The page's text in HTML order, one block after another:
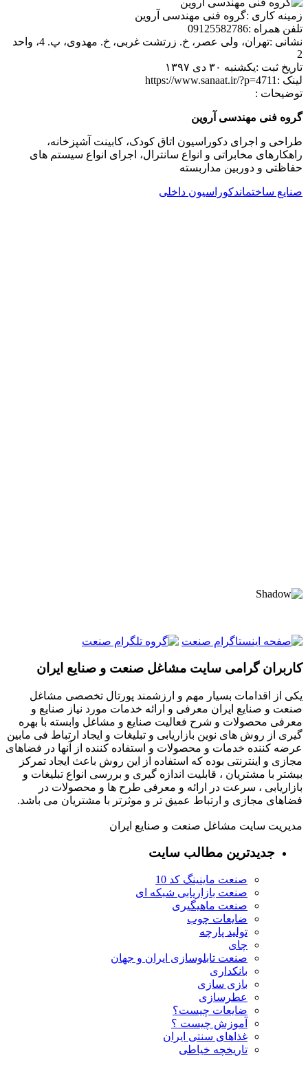
Telegram
زمینه کاری :گروه فنی مهندسی آروین
تلفن همراه :09125582786
نشانی :
تهران، ولی عصر، خ. زرتشت غربی، خ. مهدوی، پ. 4، واحد
2
تاریخ ثبت :یکشنبه ۳۰ دی ۱۳۹۷
لینک :https://www.sanaat.ir/?p=4711
توضیحات :
گروه فنی مهندسی آروین
طراحی و اجرای دکوراسیون اتاق کودک، کابینت آشپزخانه،
راهکارهای مخابراتی و انواع سانترال، اجرای انواع سیستم های
حفاظتی و دوربین مداربسته
صنایع ساختماندکوراسیون داخلی
کاربران گرامی سایت مشاغل صنعت و صنایع ایران
یکی از اقدامات بسیار مهم و ارزشمند پورتال تخصصی مشاغل
صنعت و صنایع ایران معرفی و ارائه خدمات مورد نیاز صنایع و
معرفی محصولات و شرح فعالیت صنایع و مشاغل وابسته با بهره
گیری از روش های نوین بازاریابی و تبلیغات و ایجاد ارتباط فی مابین
عرضه کننده خدمات و محصولات و استفاده کننده از آنها در فضاهای
مجازی و اینترنتی بوده که استفاده از این روش باعث ایجاد تمرکز
بیشتر با مشتریان ، قابلیت اندازه گیری و بررسی انواع تبلیغات و
بازاریابی ، سرعت در ارائه و معرفی طرح ها و محصولات در
فضاهای مجازی و ارتباط عمیق تر و موثرتر با مشتریان می باشد.
مدیریت سایت مشاغل صنعت و صنایع ایران
جدیدترین مطالب سایت
صنعت ماینینگ کد 10
صنعت بازاریابی شبکه ای
صنعت ماهیگیری
ضایعات چوب
تولید پارچه
چای
صنعت تابلوسازی ایران و جهان
بانکداری
بازی سازی
عطرسازی
ضایعات چیست؟
آموزش چیست ؟
غذاهای سنتی ایران
تاریخچه خیاطی